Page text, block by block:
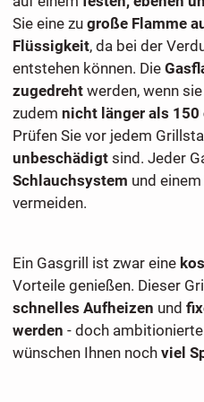
Sie eine zu große Flamme
Flüssigkeit, da bei der
entstehen können. Die
zugedrehtwerden, wenn
zudem nicht länger als 150
Prüfen Sie vor jedem
unbeschädigtsind. Jeder
Schlauchsystem und einem
vermeiden.
Ein Gasgrill ist zwar eine
Vorteile genießen. Dieser
schnelles Aufheizen und
werden - doch
wünschen Ihnen noch viel